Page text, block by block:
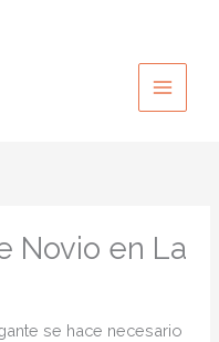
Novio en La
se hace necesario